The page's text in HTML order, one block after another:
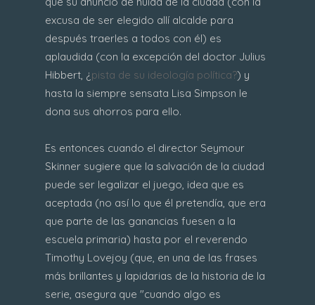
excusa de ser elegido allí alcalde para
después traerles a todos con él) es
aplaudida (con la excepción del doctor Julius
Hibbert, ¿ pista de su ideología política?) y
hasta la siempre sensata Lisa Simpson le
dona sus ahorros para ello.
Es entonces cuando el director Seymour
Skinner sugiere que la salvación de la ciudad
puede ser legalizar el juego, idea que es
aceptada (no así lo que él pretendía, que era
que parte de las ganancias fuesen a la
escuela primaria) hasta por el reverendo
Timothy Lovejoy (que, en una de las frases
más brillantes y lapidarias de la historia de la
serie, asegura que "cuando algo es